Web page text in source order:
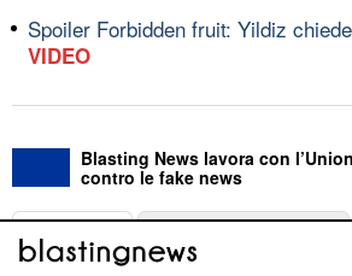
Spoiler Forbidden fruit: Yildiz
VIDEO
Blasting News lavora con
contro le fake news
ABOUT